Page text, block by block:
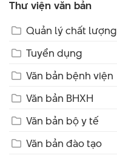
Thư viện văn bản
Quản lý chất lượng
Tuyển dụng
Văn bản bệnh viện
Văn bản BHXH
Văn bản bộ y tế
Văn bản đào tạo